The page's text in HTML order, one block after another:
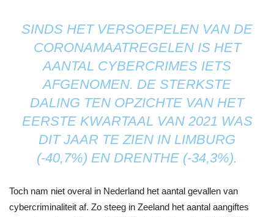
SINDS HET VERSOEPELEN VAN DE
CORONAMAATREGELEN IS HET
AANTAL CYBERCRIMES IETS
AFGENOMEN. DE STERKSTE
DALING TEN OPZICHTE VAN HET
EERSTE KWARTAAL VAN 2021 WAS
DIT JAAR TE ZIEN IN LIMBURG
(-40,7%) EN DRENTHE (-34,3%).
Toch nam niet overal in Nederland het aantal gevallen van
cybercriminaliteit af. Zo steeg in Zeeland het aantal aangiftes